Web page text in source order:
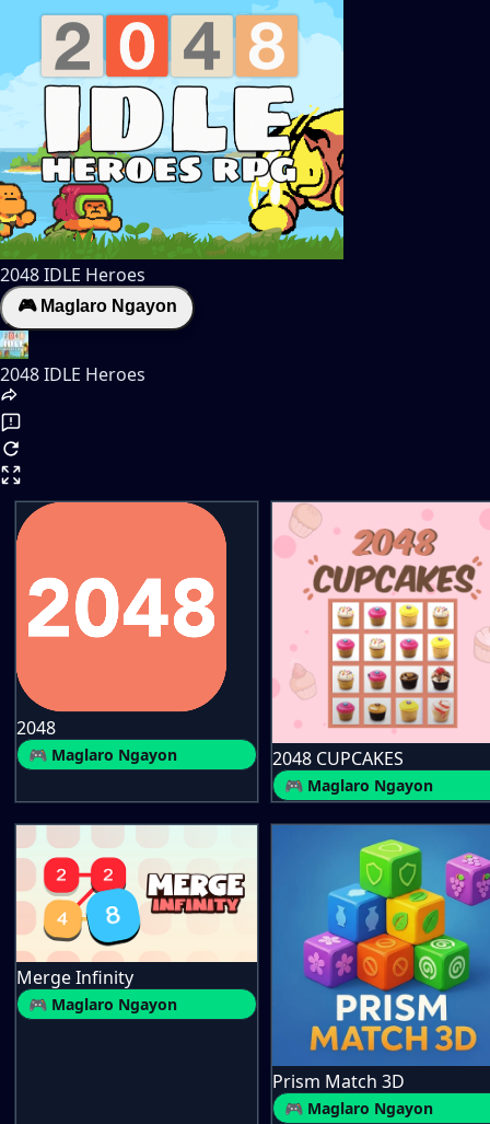
2048 IDLE Heroes
🎮 Maglaro Ngayon
2048 IDLE Heroes
2048
🎮 Maglaro Ngayon 2048 CUPCAKES
🎮 Maglaro Ngayon
Merge Infinity
🎮 Maglaro Ngayon
Prism Match 3D
🎮 Maglaro Ngayon